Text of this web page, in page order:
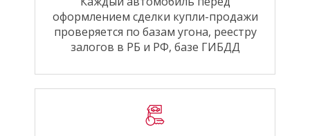
оформлением сделки купли-продажи
проверяется по базам угона, реестру
залогов в РБ и РФ, базе ГИБДД